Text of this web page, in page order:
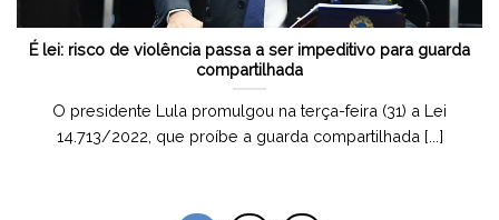
É lei: risco de violência passa a ser impeditivo para guarda
compartilhada
O presidente Lula promulgou na terça-feira (31) a Lei
14.713/2022, que proíbe a guarda compartilhada [...]